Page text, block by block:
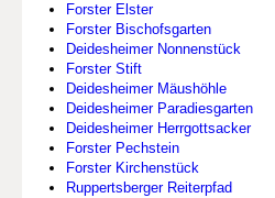
Forster Elster
Forster Bischofsgarten
Deidesheimer Nonnenstück
Forster Stift
Deidesheimer Mäushöhle
Deidesheimer Paradiesgarten
Deidesheimer Herrgottsacker
Forster Pechstein
Forster Kirchenstück
Ruppertsberger Reiterpfad